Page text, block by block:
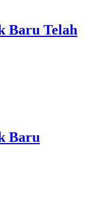
Baru Telah
Baru